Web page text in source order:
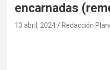
encarnadas
13 abril, 2024 Redacción